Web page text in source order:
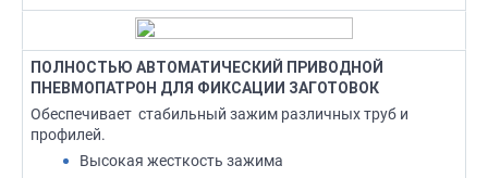
ПОЛНОСТЬЮ АВТОМАТИЧЕСКИЙ ПРИВОДНОЙ
ПНЕВМОПАТРОН ДЛЯ ФИКСАЦИИ ЗАГОТОВОК
Обеспечивает стабильный зажим различных труб и
профилей.
Высокая жесткость зажима